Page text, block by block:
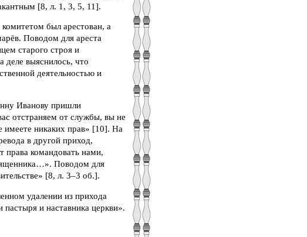
[8, л. 1, 3, 5, 11].
был арестован, а
Поводом для ареста
старого строя и
деле выяснилось, что
деятельностью и
Иванову пришли
отстраняем от службы, вы не
имеете никаких прав» [10]. На
в другой приход,
права командовать нами,
Поводом для
[8, л. 3–3 об.].
удалении из прихода
и наставника церкви».